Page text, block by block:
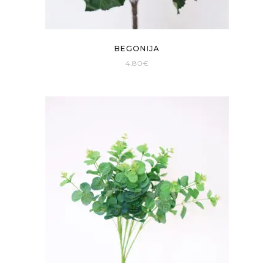
BEGONIJA
4.80€